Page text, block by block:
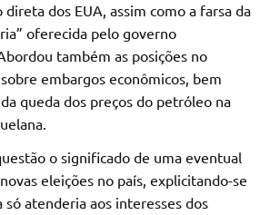
dos EUA, assim como a farsa da
oferecida pelo governo
também as posições no
embargos econômicos, bem
queda dos preços do petróleo na
o significado de uma eventual
eleições no país, explicitando-se
só atenderia aos interesses dos